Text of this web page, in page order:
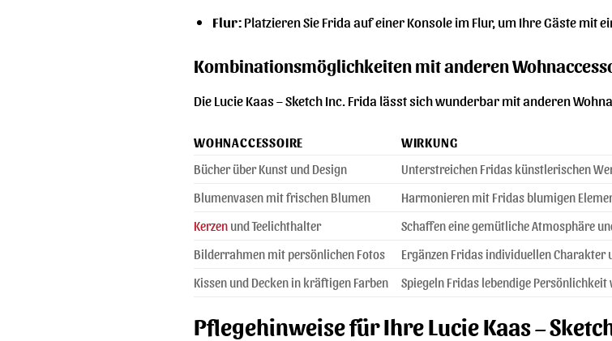
Flur:Platzieren Sie Frida auf einer Konsole im Flur, um Ihre Gäste mit
Kombinationsmöglichkeiten mit anderen
Die Lucie Kaas – Sketch Inc. Frida lässt sich wunderbar mit anderen
WOHNACCESSOIRE
WIRKUNG
Bücher über Kunst und Design
Unterstreichen Fridas künstlerischen
Blumenvasen mit frischen Blumen
Harmonieren mit Fridas blumigen
Kerzen und Teelichthalter
Schaffen eine gemütliche Atmosphäre
Bilderrahmen mit persönlichen Fotos
Ergänzen Fridas individuellen Charakter
Kissen und Decken in kräftigen Farben
Spiegeln Fridas lebendige
Pflegehinweise für Ihre Lucie Kaas –